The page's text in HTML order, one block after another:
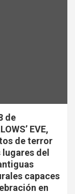
de
EVE,
de terror
del
capaces
en